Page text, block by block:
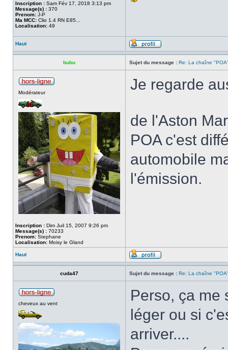
Inscription : Sam Fév 17, 2018 3:13 pm
Message(s) : 370
Prenom: J-P
Ma MCC: Clio 1.4 RN E85...
Localisation: 49
Haut
bubu Sujet du message : Re: La chaîne
Modérateur
Inscription : Dim Juil 15, 2007 9:26 pm
Message(s) : 70233
Prenom: Stephane
Localisation: Moisy le Gland
Je regarde
de l'Aston
POA c'est
automobile
l'émission.
Haut
cuda47 Sujet du message : Re: La chaîne
cheveux au vent
Perso, ça me
léger ou si
arriver....